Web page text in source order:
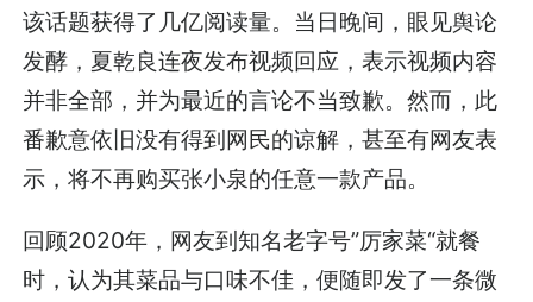
该话题获得了几亿阅读量。当日晚间，眼见舆论
发酵，夏乾良连夜发布视频回应，表示视频内容
并非全部，并为最近的言论不当致歉。然而，此
番歉意依旧没有得到网民的谅解，甚至有网友表
示，将不再购买张小泉的任意一款产品。
回顾2020年，网友到知名老字号”厉家菜“就餐
时，认为其菜品与口味不佳，便随即发了一条微